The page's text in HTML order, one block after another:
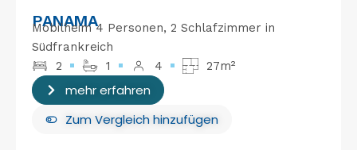
PANAMA
Mobilheim 4 Personen, 2 Schlafzimmer in
Südfrankreich
2
1 4 27m²
mehr erfahren
Zum Vergleich hinzufügen